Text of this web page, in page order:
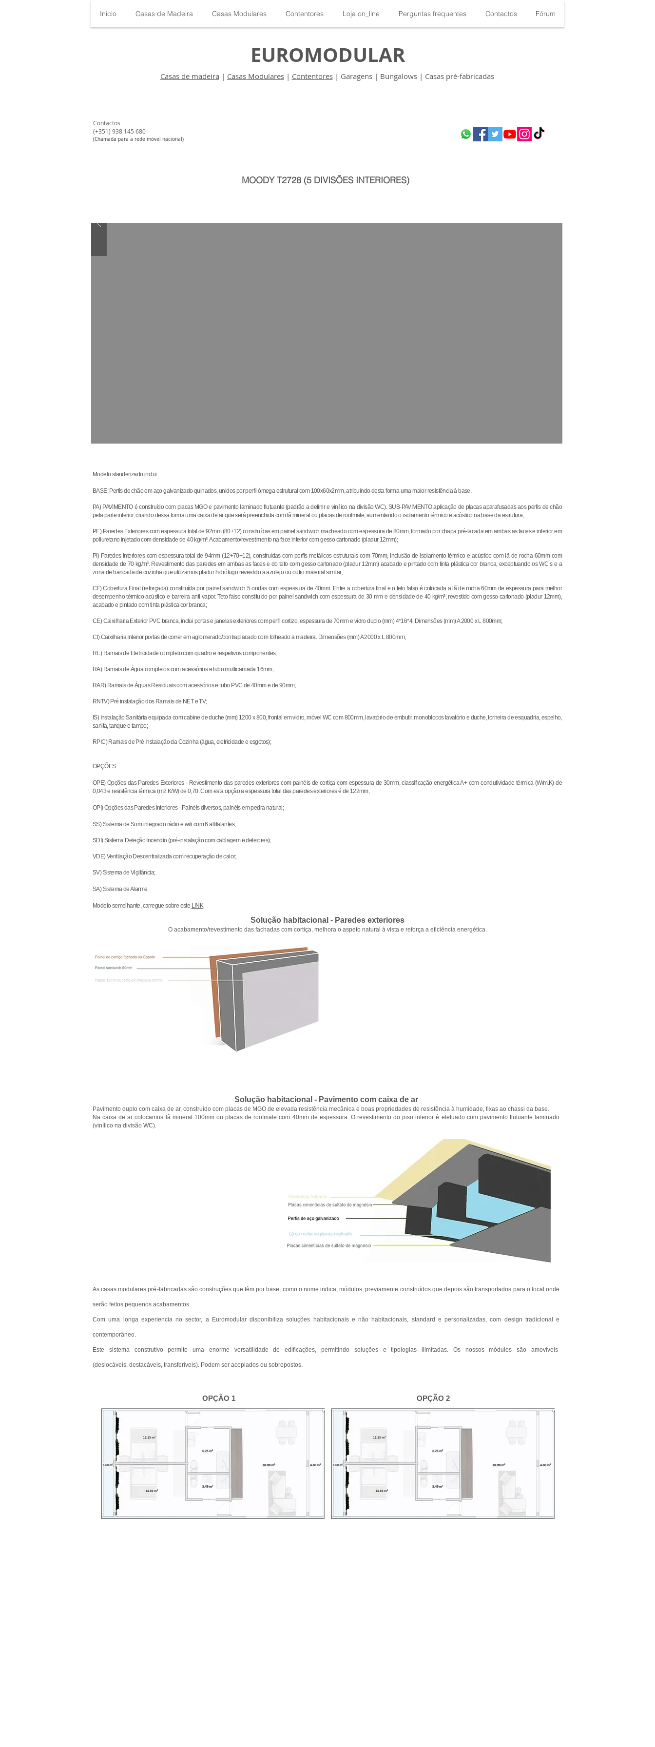
Início Casas de Madeira Casas Modulares Contentores Loja on_line Perguntas frequentes Contactos Fórum
EUROMODULAR
Casas de madeira | Casas Modulares| Contentores| Garagens | Bungalows | Casas pré-fabricadas
Contactos
(+351) 938 145 680​
(Chamada para a rede móvel nacional)
MOODY T2728 (5 DIVISÕES INTERIORES)
Modelo standerizado inclui:
BASE: Perfis de chão em aço galvanizado quinados, unidos por perfil ómega estrutural com 100x60x2mm, atribuindo desta forma uma maior resistência à base.
PA) PAVIMENTO é construído com placas MGO e pavimento laminado flutuante (padrão a definir e vinílico na divisão WC). SUB-PAVIMENTO aplicação de placas aparafusadas aos perfis de chão
pela parte inferior, criando dessa forma uma caixa de ar que será preenchida com lã mineral ou placas de roofmate, aumentando o isolamento térmico e acústico na base da estrutura;
PE) Paredes Exteriores com espessura total de 92mm (80+12) construídas em painel sandwich macheado com espessura de 80mm, formado por chapa pré-lacada em ambas as faces e interior em
poliuretano injetado com densidade de 40 kg/m³. Acabamento/revestimento na face interior com gesso cartonado (pladur 12mm);
PI) Paredes Interiores com espessura total de 94mm (12+70+12), construídas com perfis metálicos estruturais com 70mm, inclusão de isolamento térmico e acústico com lã de rocha 60mm com
densidade de 70 kg/m³. Revestimento das paredes em ambas as faces e do teto com gesso cartonado (pladur 12mm) acabado e pintado com tinta plástica cor branca, exceptuando os WC ́s e a
zona de bancada de cozinha que utilizamos pladur hidrófugo revestido a azulejo ou outro material similar;
CF) Cobertura Final (reforçada) constituída por painel sandwich 5 ondas com espessura de 40mm. Entre a cobertura final e o teto falso é colocada a lã de rocha 60mm de espessura para melhor
desempenho térmico-acústico e barreira anti vapor. Teto falso constituído por painel sandwich com espessura de 30 mm e densidade de 40 kg/m³, revestido com gesso cartonado (pladur 12mm),
acabado e pintado com tinta plástica cor branca;
CE) Caixilharia Exterior PVC branca, inclui portas e janelas exteriores com perfil cortizo, espessura de 70mm e vidro duplo (mm) 4*16*4. Dimensões (mm) A 2000 x L 800mm;
CI) Caixilharia Interior portas de correr em aglomerado/contraplacado com folheado a madeira. Dimensões (mm) A 2000 x L 800mm;
RE) Ramais de Eletricidade completo com quadro e respetivos componentes;
RA) Ramais de Água completos com acessórios e tubo multicamada 16mm;
RAR) Ramais de Águas Residuais com acessórios e tubo PVC de 40mm e de 90mm;
RNTV) Pré instalação dos Ramais de NET e TV;
IS) Instalação Sanitária equipada com cabine de duche (mm) 1200 x 800, frontal em vidro, móvel WC com 800mm, lavatório de embutir, monoblocos lavatório e duche, torneira de esquadria, espelho,
sanita, tanque e tampo;
RPIC) Ramais de Pré Instalação da Cozinha (água, eletricidade e esgotos);
OPÇÕES:
OPE) Opções das Paredes Exteriores - Revestimento das paredes exteriores com painéis de cortiça com espessura de 30mm, classificação energética A+ com condutividade térmica (W/m.K) de
0,043 e resistência térmica (m2.K/W) de 0,70. Com esta opção a espessura total das paredes exteriores é de 122mm;
OPI) Opções das Paredes Interiores - Painéis diversos, painéis em pedra natural;
SS) Sistema de Som integrado rádio e wifi com 6 altifalantes;
SDI) Sistema Deteção Incendio (pré-instalação com cablagem e detetores);
VDE) Ventilação Descentralizada com recuperação de calor;
SV) Sistema de Vigilância;
SA) Sistema de Alarme.
Modelo semelhante, carregue sobre este LINK
Solução habitacional - Paredes exteriores
O acabamento/revestimento das fachadas com cortiça, melhora o aspeto natural à vista e reforça a eficiência energética.
Solução habitacional - Pavimento com caixa de ar
Pavimento duplo com caixa de ar, construído com placas de MGO de elevada resistência mecânica e boas propriedades de resistência à humidade, fixas ao chassi da base.
Na caixa de ar colocamos lã mineral 100mm ou placas de roofmate com 40mm de espessura. O revestimento do piso interior é efetuado com pavimento flutuante laminado
(vinílico na divisão WC).
As casas modulares pré-fabricadas são construções que têm por base, como o nome indica, módulos, previamente construídos que depois são transportados para o local onde
serão feitos pequenos acabamentos.
Com uma longa experiencia no sector, a Euromodular disponibiliza soluções habitacionais e não habitacionais, standard e personalizadas, com design tradicional e
contemporâneo.
Este sistema construtivo permite uma enorme versatilidade de edificações, permitindo soluções e tipologias ilimitadas. Os nossos módulos são amovíveis
(deslocáveis, destacáveis, transferíveis). Podem ser acoplados ou sobrepostos.
OPÇÃO 1 OPÇÃO 2